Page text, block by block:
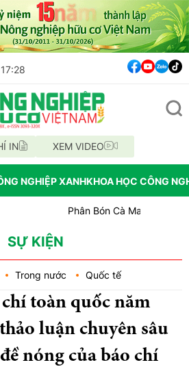
IN XEM VIDEO
NGHIỆP XANHKHOA HỌC CÔNG
Phân Bón Cà Mau đồng hành với
Mùa xanh trên cánh đồng Mường Than
SỰ KIỆN
Trong nước Quốc tế
toàn quốc năm
luận chuyên sâu
nóng của báo chí